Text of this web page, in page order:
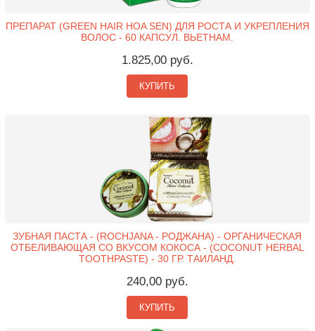
ПРЕПАРАТ (GREEN HAIR HOA SEN) ДЛЯ РОСТА И УКРЕПЛЕНИЯ
ВОЛОС - 60 КАПСУЛ. ВЬЕТНАМ.
1.825,00 руб.
КУПИТЬ
ЗУБНАЯ ПАСТА - (ROCHJANA - РОДЖАНА) - ОРГАНИЧЕСКАЯ
ОТБЕЛИВАЮЩАЯ СО ВКУСОМ КОКОСА - (COCONUT HERBAL
TOOTHPASTE) - 30 ГР. ТАИЛАНД.
240,00 руб.
КУПИТЬ